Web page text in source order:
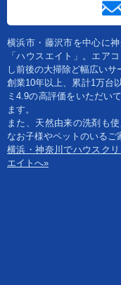
横浜市・藤沢市を中心に
「ハウスエイト」。エア
し前後の大掃除ど幅広いサ
創業10年以上、累計1万台
ミ4.9の高評価をいただい
ます。
また、天然由来の洗剤も
なお子様やペットのいるご
横浜・神奈川でハウスク
エイトへ»